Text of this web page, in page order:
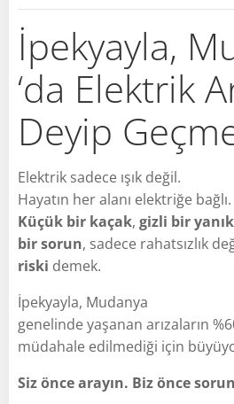
İpekyayla,
‘da Elektrik
Deyip
Elektrik sadece ışık değil.
Hayatın her alanı elektriğe bağlı.
Küçük bir kaçak, gizli bir yanık
bir sorun, sadece rahatsızlık
riski demek.
İpekyayla, Mudanya
genelinde yaşanan arızaların
müdahale edilmediği için
Siz önce arayın. Biz önce